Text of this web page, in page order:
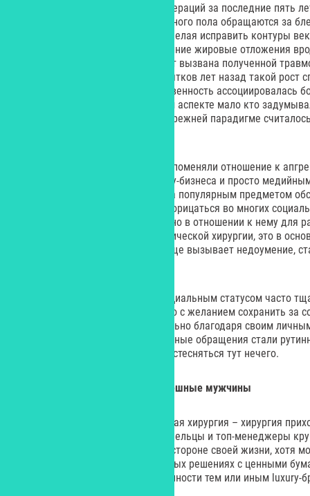
Число мужских пластических операций за последние пять
Чаще всего представители сильного пола обращаются за
ринопластикой и липосакцией, желая исправить контуры
очертания носа или удалить лишние жировые отложения
необходимость операции бывает вызвана полученной
черты лица. Еще несколько десятков лет назад такой рост
представить, поскольку мужественность ассоциировалась
и поступками, а об эстетическом аспекте мало кто
отношение отличалось, ведь в прежней парадигме
Но интернет и социальные сети поменяли отношение к
Благодаря актерам, звездам шоу-бизнеса и просто
широкое публичное поле и стала популярным предметом
выглядеть красиво перестало порицаться во многих
общество до сих пор неоднородно в отношении к нему для
говорит о косметологии и пластической хирургии, это в
норма, а когда мужчина – все еще вызывает недоумение,
Отмечу: мужчины с высоким социальным статусом часто
к хирургу. Это во многом связано с желанием сохранить за
добившегося успеха исключительно благодаря своим
есть и такие, для которых подобные обращения стали
стоматологу, и они считают, что стесняться тут нечего.
м не говорят красивые успешные мужчины
Бытует мнение, что «пластическая хирургия – хирургия
дает не хирург, а зеркало». Владельцы и топ-менеджеры
делиться информацией об этой стороне своей жизни, хотя
например, о своих инвестиционных решениях с ценными
криптотрейдинга или приверженности тем или иным